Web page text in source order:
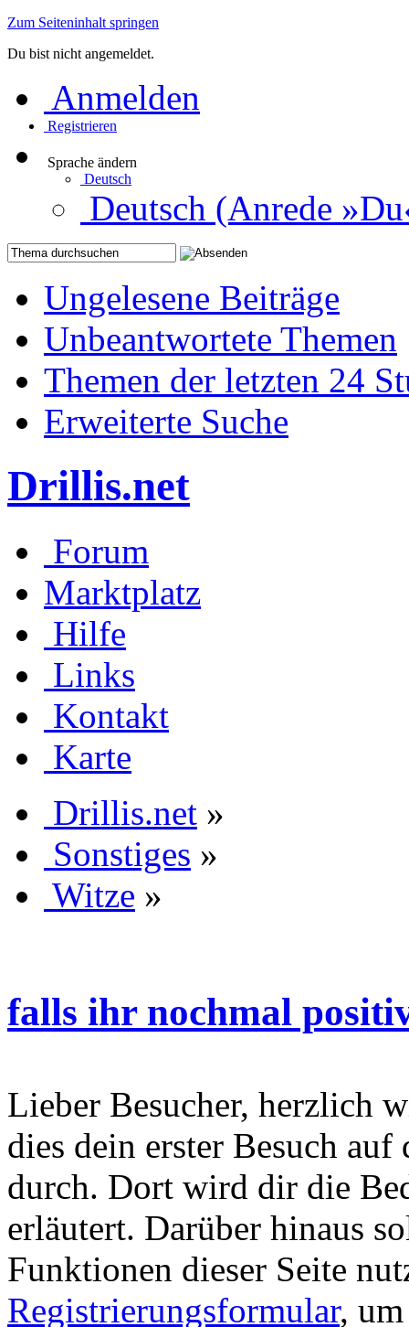
Zum Seiteninhalt springen
Du bist nicht angemeldet.
Anmelden
Registrieren
Sprache ändern
Deutsch
Deutsch (Anrede
Ungelesene Beiträge
Unbeantwortete Themen
Themen der letzten 24
Erweiterte Suche
Drillis.net
Forum
Marktplatz
Hilfe
Links
Kontakt
Karte
Drillis.net »
Sonstiges »
Witze »
falls ihr nochmal
Lieber Besucher, herzlich
dies dein erster Besuch
durch. Dort wird dir die
erläutert. Darüber hinaus
Funktionen dieser Seite
Registrierungsformular,